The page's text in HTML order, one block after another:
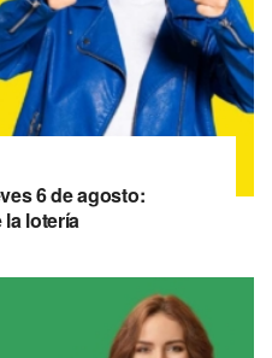
6 de agosto:
lotería